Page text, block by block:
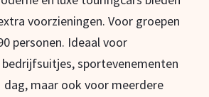
voorzieningen. Voor groepen
personen. Ideaal voor
sportevenementen
dag, maar ook voor meerdere